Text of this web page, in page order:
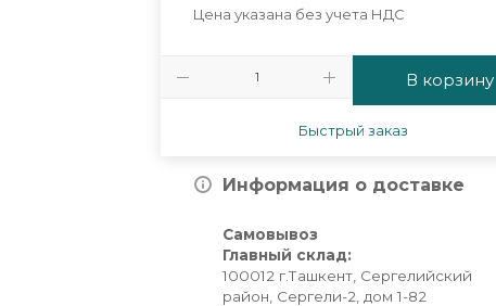
Цена указана без учета НДС
В корзину
Быстрый заказ
Информация о доставке
Самовывоз
Главный склад:
100012 г.Ташкент, Сергелийский
район, Сергели-2, дом 1-82